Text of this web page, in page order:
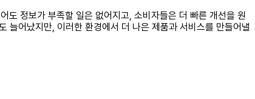
도 정보가 부족할 일은 없어지고, 소비자들은 더 빠른 개선을 원
늘어났지만, 이러한 환경에서 더 나은 제품과 서비스를 만들어낼